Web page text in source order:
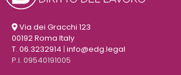
Via dei Gracchi 123
00192 Roma Italy
T. 06.3232914 | info@edg.legal
P.I. 09540191005